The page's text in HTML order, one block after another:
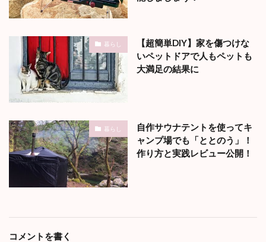
暮らし
【超簡単DIY】家を傷つけな
いペットドアで人もペットも
大満足の結果に
暮らし
自作サウナテントを使ってキ
ャンプ場でも「ととのう」！
作り方と実践レビュー公開！
コメントを書く